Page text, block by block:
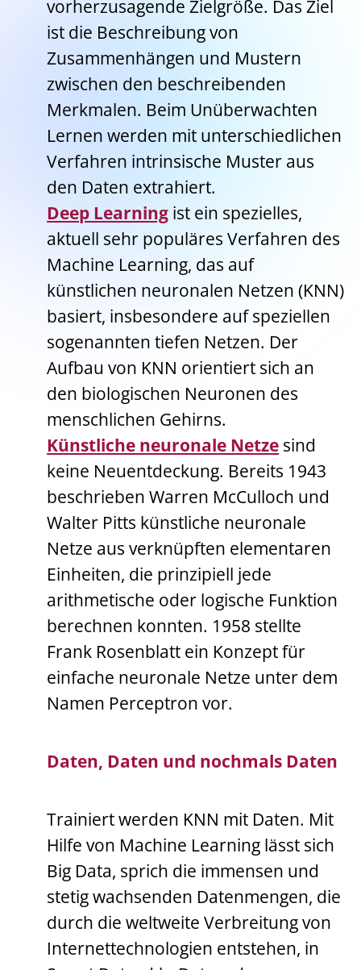
vorherzusagende Zielgröße. Das Ziel
ist die Beschreibung von
Zusammenhängen und Mustern
zwischen den beschreibenden
Merkmalen. Beim Unüberwachten
Lernen werden mit unterschiedlichen
Verfahren intrinsische Muster aus
den Daten extrahiert.
Deep Learning ist ein spezielles,
aktuell sehr populäres Verfahren des
Machine Learning, das auf
künstlichen neuronalen Netzen (KNN)
basiert, insbesondere auf speziellen
sogenannten tiefen Netzen. Der
Aufbau von KNN orientiert sich an
den biologischen Neuronen des
menschlichen Gehirns.
Künstliche neuronale Netze sind
keine Neuentdeckung. Bereits 1943
beschrieben Warren McCulloch und
Walter Pitts künstliche neuronale
Netze aus verknüpften elementaren
Einheiten, die prinzipiell jede
arithmetische oder logische Funktion
berechnen konnten. 1958 stellte
Frank Rosenblatt ein Konzept für
einfache neuronale Netze unter dem
Namen Perceptron vor.
Daten, Daten und nochmals Daten
Trainiert werden KNN mit Daten. Mit
Hilfe von Machine Learning lässt sich
Big Data, sprich die immensen und
stetig wachsenden Datenmengen, die
durch die weltweite Verbreitung von
Internettechnologien entstehen, in